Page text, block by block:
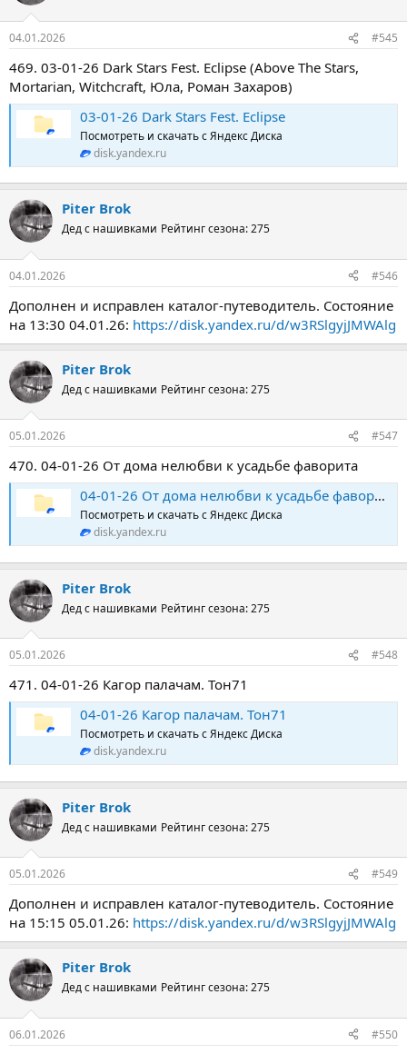
04.01.2026 #545
469. 03-01-26 Dark Stars Fest. Eclipse (Above The Stars,
Mortarian, Witchcraft, Юла, Роман Захаров)
03-01-26 Dark Stars Fest. Eclipse
Посмотреть и скачать с Яндекс Диска
disk.yandex.ru
Piter Brok
Дед с нашивками Рейтинг сезона: 275
04.01.2026 #546
Дополнен и исправлен каталог-путеводитель. Состояние
на 13:30 04.01.26: https://disk.yandex.ru/d/w3RSlgyjJMWAlg
Piter Brok
Дед с нашивками Рейтинг сезона: 275
05.01.2026 #547
470. 04-01-26 От дома нелюбви к усадьбе фаворита
04-01-26 От дома нелюбви к усадьбе фаворита
Посмотреть и скачать с Яндекс Диска
disk.yandex.ru
Piter Brok
Дед с нашивками Рейтинг сезона: 275
05.01.2026 #548
471. 04-01-26 Кагор палачам. Тон71
04-01-26 Кагор палачам. Тон71
Посмотреть и скачать с Яндекс Диска
disk.yandex.ru
Piter Brok
Дед с нашивками Рейтинг сезона: 275
05.01.2026 #549
Дополнен и исправлен каталог-путеводитель. Состояние
на 15:15 05.01.26: https://disk.yandex.ru/d/w3RSlgyjJMWAlg
Piter Brok
Дед с нашивками Рейтинг сезона: 275
06.01.2026 #550